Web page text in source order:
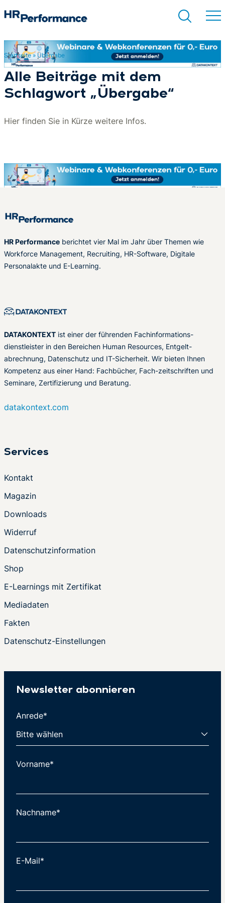
Suchen
Startseite» Übergabe
Alle Beiträge mit dem
Schlagwort „Übergabe“
Hier finden Sie in Kürze weitere Infos.
HR Performance berichtet vier Mal im Jahr über Themen wie
Workforce Management, Recruiting, HR-Software, Digitale
Personalakte und E-Learning.
DATAKONTEXT ist einer der führenden Fachinformations-
dienstleister in den Bereichen Human Resources, Entgelt-
abrechnung, Datenschutz und IT-Sicherheit. Wir bieten Ihnen
Kompetenz aus einer Hand: Fachbücher, Fach-zeitschriften und
Seminare, Zertifizierung und Beratung.
datakontext.com
Services
Kontakt
Magazin
Downloads
Widerruf
Datenschutzinformation
Shop
E-Learnings mit Zertifikat
Mediadaten
Fakten
Datenschutz-Einstellungen
Newsletter abonnieren
Anrede*
Vorname*
Nachname*
E-Mail*